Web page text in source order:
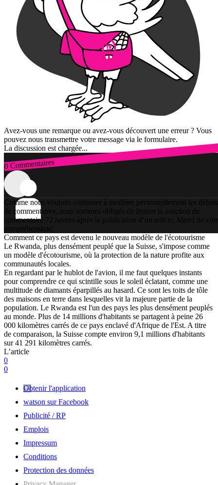
Avez-vous une remarque ou avez-vous découvert une erreur ? Vous
pouvez nous transmettre votre message via le formulaire.
La discussion est chargée...
0 Commentaires
Connexion
Comme nous voulons continuer à modérer personnellement les débats
de commentaires, nous sommes obligés de fermer la fonction de
commentaire 72 heures après la publication d’un article. Merci de
compréhension!
Comment ce pays est devenu le nouveau modèle de l'écotourisme
Le Rwanda, plus densément peuplé que la Suisse, s'impose comme
un modèle d'écotourisme, où la protection de la nature profite aux
communautés locales.
En regardant par le hublot de l'avion, il me faut quelques instants
pour comprendre ce qui scintille sous le soleil éclatant, comme une
multitude de diamants éparpillés au hasard. Ce sont les toits de tôle
des maisons en terre dans lesquelles vit la majeure partie de la
population. Le Rwanda est l'un des pays les plus densément peuplés
au monde. Plus de 14 millions d'habitants se partagent à peine 26
000 kilomètres carrés de ce pays enclavé d'Afrique de l'Est. A titre
de comparaison, la Suisse compte environ 9,1 millions d'habitants
sur 41 291 kilomètres carrés.
L’article
0
0
Obtenir l'application
watson sur Facebook
Publicité / RP
Emplois
Impressum
Conditions
Protection des données